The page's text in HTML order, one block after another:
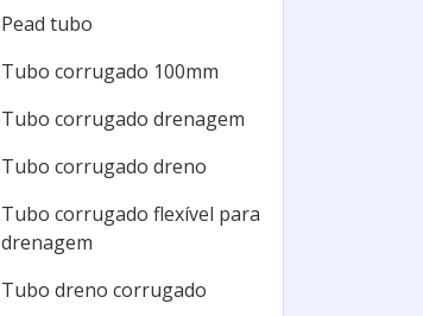
Pead tubo
Tubo corrugado 100mm
Tubo corrugado drenagem
Tubo corrugado dreno
Tubo corrugado flexível para
drenagem
Tubo dreno corrugado